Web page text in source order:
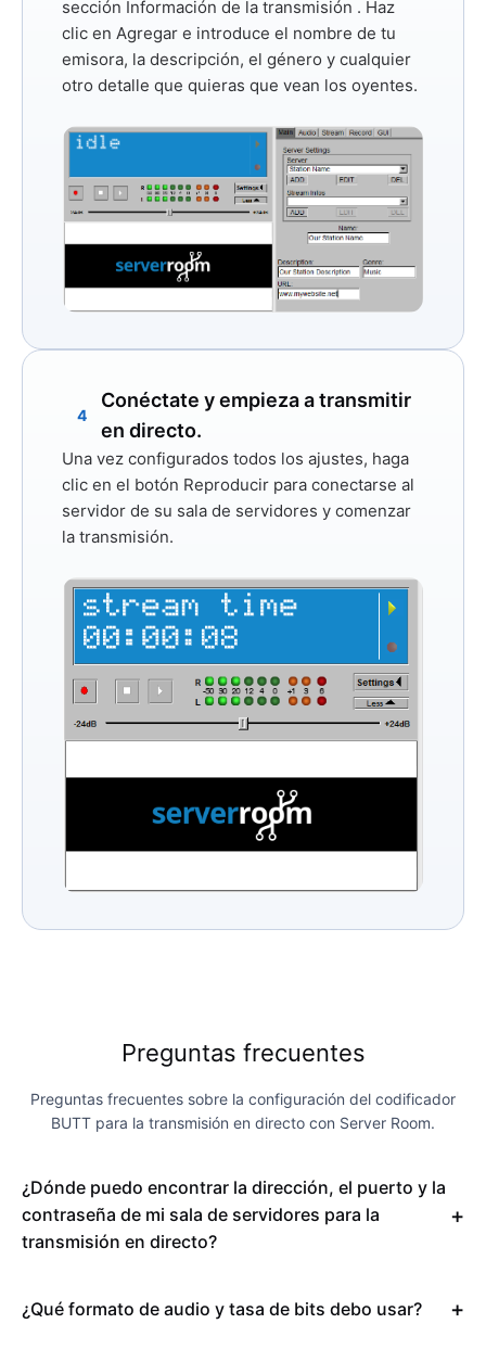
sección Información de la transmisión . Haz
clic en Agregar e introduce el nombre de tu
emisora, la descripción, el género y cualquier
otro detalle que quieras que vean los oyentes.
4
Conéctate y empieza a transmitir
en directo.
Una vez configurados todos los ajustes, haga
clic en el botón Reproducir para conectarse al
servidor de su sala de servidores y comenzar
la transmisión.
Preguntas frecuentes
Preguntas frecuentes sobre la configuración del codificador
BUTT para la transmisión en directo con Server Room.
¿Dónde puedo encontrar la dirección, el puerto y la
contraseña de mi sala de servidores para la
transmisión en directo?
¿Qué formato de audio y tasa de bits debo usar?